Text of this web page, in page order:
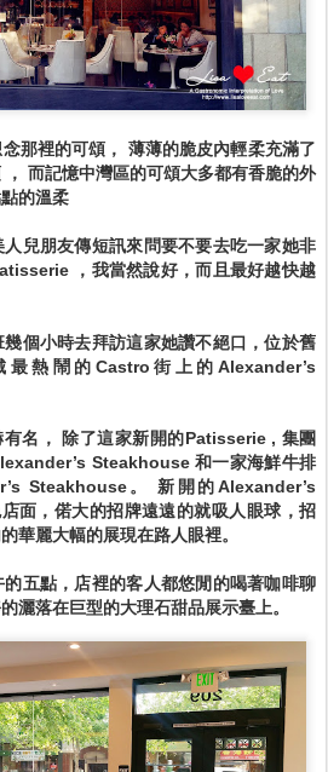
那裡的可頌， 薄薄的脆皮內輕柔充滿了
而記憶中灣區的可頌大多都有香脆的外
的溫柔
兒朋友傳短訊來問要不要去吃一家她非
，我當然說好，而且最好越快越
個小時去拜訪這家她讚不絕口，位於舊
熱鬧的Castro街上的Alexander’s
名， 除了這家新開的Patisserie , 集團
Steakhouse和一家海鮮牛排
Steakhouse。 新開的Alexander’s
面，偌大的招牌遠遠的就吸人眼球，招
華麗大幅的展現在路人眼裡。
五點，店裡的客人都悠閒的喝著咖啡聊
灑落在巨型的大理石甜品展示臺上。